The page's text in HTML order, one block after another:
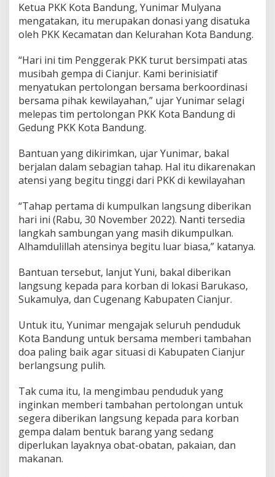
r
b
n
e
m
p
C
i
a
j
r
Ketua PKK Kota Bandung, Yunimar Mulyana
mengatakan, itu merupakan donasi yang disatuka
oleh PKK Kecamatan dan Kelurahan Kota Bandung.
“Hari ini tim Penggerak PKK turut bersimpati atas
musibah gempa di Cianjur. Kami berinisiatif
menyatukan pertolongan bersama berkoordinasi
bersama pihak kewilayahan,” ujar Yunimar selagi
melepas tim pertolongan PKK Kota Bandung di
Gedung PKK Kota Bandung.
Bantuan yang dikirimkan, ujar Yunimar, bakal
berjalan dalam sebagian tahap. Hal itu dikarenakan
atensi yang begitu tinggi dari PKK di kewilayahan
“Tahap pertama di kumpulkan langsung diberikan
hari ini (Rabu, 30 November 2022). Nanti tersedia
langkah sambungan yang masih dikumpulkan.
Alhamdulillah atensinya begitu luar biasa,” katanya.
Bantuan tersebut, lanjut Yuni, bakal diberikan
langsung kepada para korban di lokasi Barukaso,
Sukamulya, dan Cugenang Kabupaten Cianjur.
Untuk itu, Yunimar mengajak seluruh penduduk
Kota Bandung untuk bersama memberi tambahan
doa paling baik agar situasi di Kabupaten Cianjur
berlangsung pulih.
Tak cuma itu, Ia mengimbau penduduk yang
inginkan memberi tambahan pertolongan untuk
segera diberikan langsung kepada para korban
gempa dalam bentuk barang yang sedang
diperlukan layaknya obat-obatan, pakaian, dan
makanan.